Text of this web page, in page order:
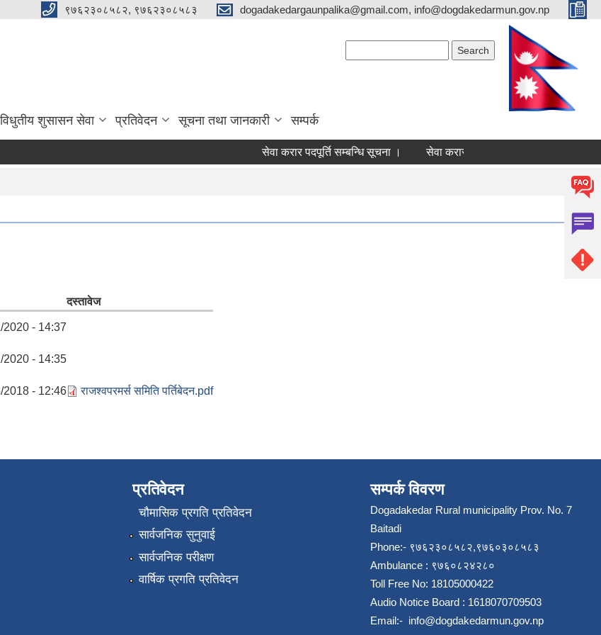
९७६२३०८५८२, ९७६२३०८५८३ dogadakedargaunpalika@gmail.com, info@dogdakedarmun.gov.np
विधुतीय शुसासन सेवा प्रतिवेदन सूचना तथा जानकारी सम्पर्क
सेवा करार पदपूर्ति सम्बन्धि सूचना । सेवा करार पदपूर्ति सम्बन्धि सूचना ।
दस्तावेज
2020 - 14:37
2020 - 14:35
2018 - 12:46 राजश्वपरमर्स समिति पर्तिबेदन.pdf
प्रतिवेदन
चौमासिक प्रगति प्रतिवेदन
सार्वजनिक सुनुवाई
सार्वजनिक परीक्षण
वार्षिक प्रगति प्रतिवेदन
सम्पर्क विवरण
Dogadakedar Rural municipality Prov. No. 7
Baitadi
Phone:- ९७६२३०८५८२,९७६०३०८५८३
Ambulance : ९७६०८२४२८०
Toll Free No: 18105000422
Audio Notice Board : 1618070709503
Email:- info@dogdakedarmun.gov.np